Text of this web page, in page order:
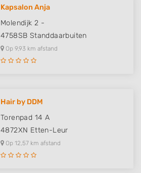
Kapsalon Anja
Molendijk 2 -
4758SB Standdaarbuiten
Op 9,93 km afstand
Hair by DDM
Torenpad 14 A
4872XN Etten-Leur
Op 12,57 km afstand